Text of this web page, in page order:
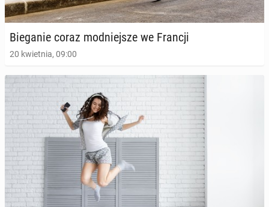
Bie­ga­nie coraz mod­niej­sze we Francji
20 kwietnia, 09:00